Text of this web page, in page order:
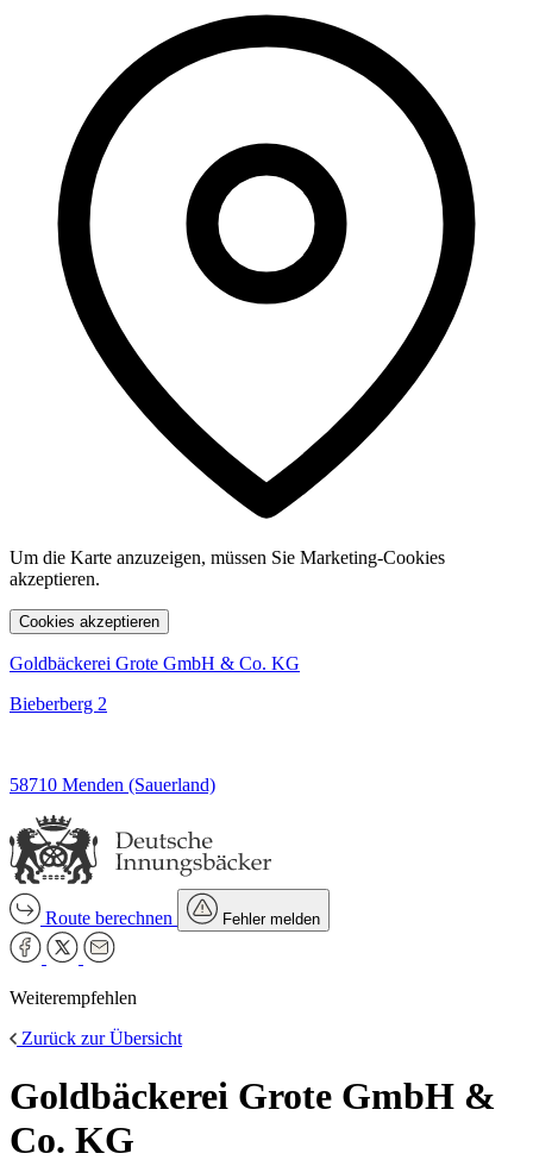
Um die Karte anzuzeigen, müssen Sie Marketing-Cookies
akzeptieren.
Cookies akzeptieren
Goldbäckerei Grote GmbH & Co. KG
Bieberberg 2
58710 Menden (Sauerland)
Route berechnen Fehler melden
Weiterempfehlen
Zurück zur Übersicht
Goldbäckerei Grote GmbH &
Co. KG